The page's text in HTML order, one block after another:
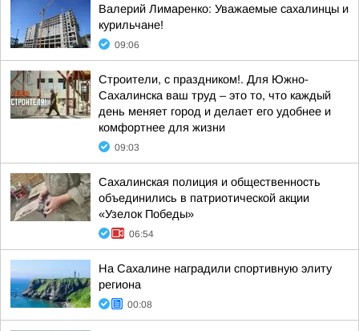
Валерий Лимаренко: Уважаемые сахалинцы и
курильчане!
09:06
Строители, с праздником!. Для Южно-
Сахалинска ваш труд – это то, что каждый
день меняет город и делает его удобнее и
комфортнее для жизни
09:03
Сахалинская полиция и общественность
объединились в патриотической акции
«Узелок Победы»
06:54
На Сахалине наградили спортивную элиту
региона
00:08